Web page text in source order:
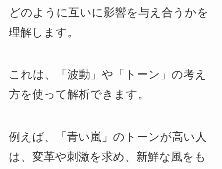
どのように互いに影響を与え合うかを
理解します。
これは、「波動」や「トーン」の考え
方を使って解析できます。
例えば、「青い嵐」のトーンが高い人
は、変革や刺激を求め、新鮮な風をも